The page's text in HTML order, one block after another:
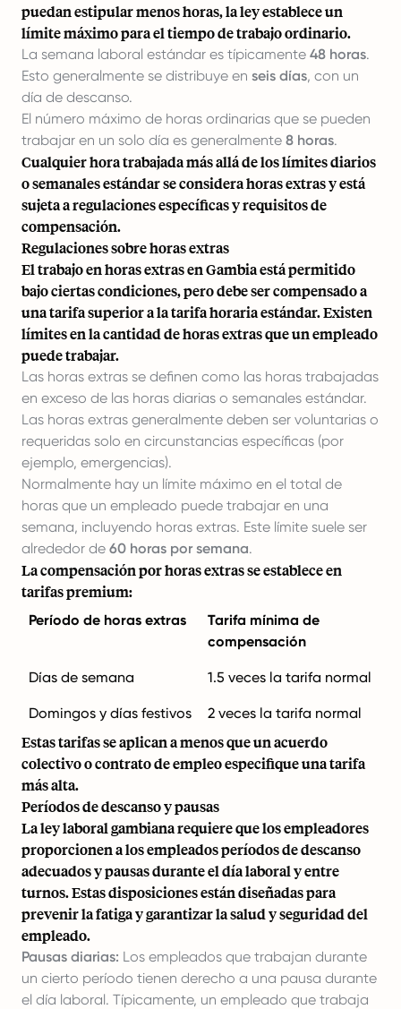
puedan estipular menos horas, la ley establece un
límite máximo para el tiempo de trabajo ordinario.
La semana laboral estándar es típicamente 48 horas.
Esto generalmente se distribuye en seis días, con un
día de descanso.
El número máximo de horas ordinarias que se pueden
trabajar en un solo día es generalmente 8 horas.
Cualquier hora trabajada más allá de los límites diarios
o semanales estándar se considera horas extras y está
sujeta a regulaciones específicas y requisitos de
compensación.
Regulaciones sobre horas extras
El trabajo en horas extras en Gambia está permitido
bajo ciertas condiciones, pero debe ser compensado a
una tarifa superior a la tarifa horaria estándar. Existen
límites en la cantidad de horas extras que un empleado
puede trabajar.
Las horas extras se definen como las horas trabajadas
en exceso de las horas diarias o semanales estándar.
Las horas extras generalmente deben ser voluntarias o
requeridas solo en circunstancias específicas (por
ejemplo, emergencias).
Normalmente hay un límite máximo en el total de
horas que un empleado puede trabajar en una
semana, incluyendo horas extras. Este límite suele ser
alrededor de 60 horas por semana.
La compensación por horas extras se establece en
tarifas premium:
Período de horas extras
Tarifa mínima de
compensación
Días de semana 1.5 veces la tarifa normal
Domingos y días festivos 2 veces la tarifa normal
Estas tarifas se aplican a menos que un acuerdo
colectivo o contrato de empleo especifique una tarifa
más alta.
Períodos de descanso y pausas
La ley laboral gambiana requiere que los empleadores
proporcionen a los empleados períodos de descanso
adecuados y pausas durante el día laboral y entre
turnos. Estas disposiciones están diseñadas para
prevenir la fatiga y garantizar la salud y seguridad del
empleado.
Pausas diarias: Los empleados que trabajan durante
un cierto período tienen derecho a una pausa durante
el día laboral. Típicamente, un empleado que trabaja